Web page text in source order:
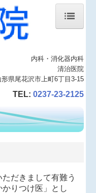
内科・消化器内科
清治医院
形県尾花沢市上町6丁目3-15
TEL: 0237-23-2125
だきまして有難う
りつけ医」とし